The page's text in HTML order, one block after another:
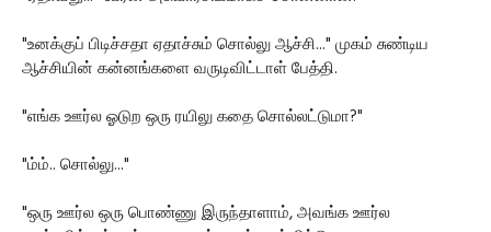
"உனக்குப் பிடிச்சதா ஏதாச்சும் சொல்லு ஆச்சி..." முகம் சுண்டிய
ஆச்சியின் கன்னங்களை வருடிவிட்டாள் பேத்தி.
"எங்க ஊர்ல ஓடுற ஒரு ரயிலு கதை சொல்லட்டுமா?"
"ம்ம்.. சொல்லு..."
"ஒரு ஊர்ல ஒரு பொண்ணு இருந்தாளாம், அவங்க ஊர்ல